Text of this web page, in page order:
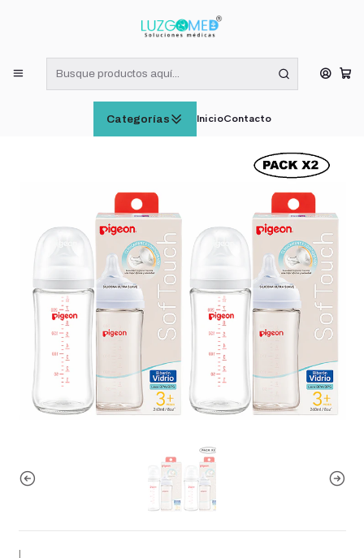
Categorías InicioContacto
¡RECIBE HOY! COMPRAS DE LUNES A VIERNES HASTA LAS 16:00
Inicio
CUIDADO E HIGIENE INFANTIL
Biberón Vidrio Anticólicos Pigeon Softouch +3M 240ml Pack x2